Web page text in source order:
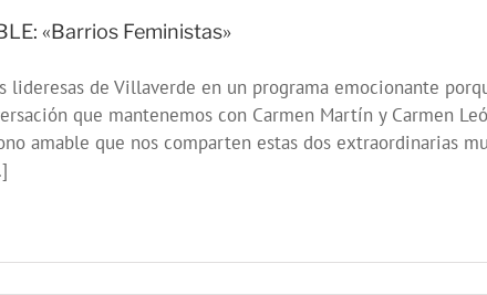
«Barrios Feministas»
lideresas de Villaverde en un programa emocionante
que mantenemos con Carmen Martín y Carmen
amable que nos comparten estas dos extraordinarias